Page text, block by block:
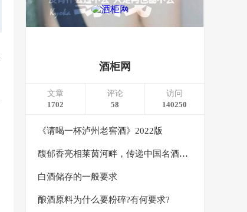
酒柜网
文章
1702
评论
58
访问
140250
《请喝一杯泸州老窖酒》2022版
馥郁香亮相莱茵河畔，传递中国名酒东方文化之美
白酒储存的一般要求
酿酒原料为什么要粉碎?有何要求?